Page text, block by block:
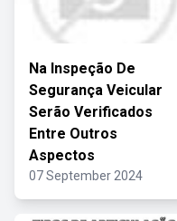
Na Inspeção De
Segurança Veicular
Serão Verificados
Entre Outros
Aspectos
07 September 2024